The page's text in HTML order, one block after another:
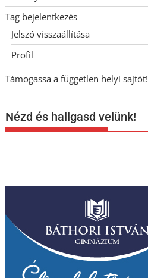
Tag bejelentkezés
Jelszó visszaállítása
Profil
Támogassa a független helyi sajtót!
Nézd és hallgasd velünk!